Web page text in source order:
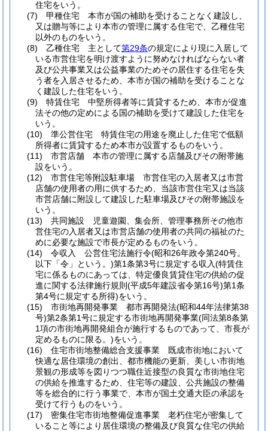
住宅をいう。
(7)
甲種住宅 本市が国の補助を受けることなく建設し、
又は贈与等により本市の管理に属する住宅で、乙種住宅
以外のものをいう。
(8)
乙種住宅 主として第29条の規定により現に入居して
いる市営住宅を明け渡すように努めなければならない者
及び公共事業又は公益事業のためその居住する住宅を失
う者を入居させるため、本市が国の補助を受けることな
く建設した住宅をいう。
(9)
特賃住宅 中堅所得者等に賃貸するため、本市が促進
法その他の定めによる国の補助を受けて建設した住宅を
いう。
(10)
準公営住宅 特賃住宅の用途を廃止した住宅で低額
所得者に賃貸するため本市が設置するものをいう。
(11)
市営店舗 本市の管理に属する店舗及びその附帯施
設をいう。
(12)
市営住宅等附設駐車場 市営住宅の入居者又は市営
店舗の使用者の用に供するため、当該市営住宅又は当該
市営店舗に附設して建設した駐車場及びその附帯施設を
いう。
(13)
共同施設 児童遊園、集会所、管理事務所その他市
営住宅の入居者又は市営店舗の使用者の共同の福祉のた
めに必要な施設で市長が定めるものをいう。
(14)
令収入 公営住宅法施行令(昭和26年政令第240号。
以下「令」という。)第1条第3号に規定する収入(特賃住
宅に係るものにあっては、特定優良賃貸住宅の供給の促
進に関する法律施行規則 (平成5年建設省令第16号)第1条
第4号に規定する所得)をいう。
(15)
市街地再開発事業 都市再開発法(昭和44年法律第38
号)第2条第1号に規定する市街地再開発事業(同法第8条第
1項の市街地再開発組合が施行するものであって、市長が
定めるものに限る。)をいう。
(16)
住宅市街地整備総合支援事業 既成市街地において
快適な居住環境の創出、都市機能の更新、美しい市街地
景観の形成等を図りつつ職住近接型の良質な市街地住宅
の供給を推進するため、住宅等の建設、公共施設の整備
等を総合的に行う事業で、本市が国土交通大臣の承認を
受けて行うものをいう。
(17)
密集住宅市街地整備促進事業 老朽住宅が密集して
いること等により居住環境の整備及び良質な住宅の供給